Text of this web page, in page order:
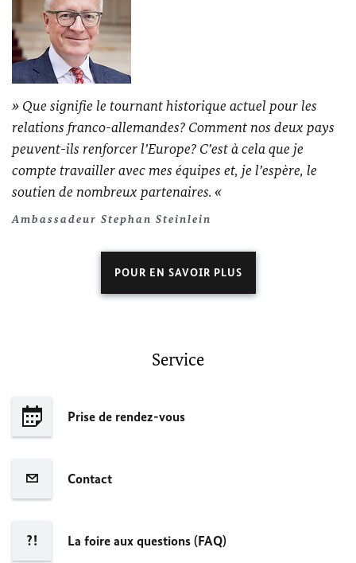
Que signifie le tournant historique actuel pour les
relations franco-allemandes? Comment nos deux pays
peuvent-ils renforcer l’Europe? C’est à cela que je
compte travailler avec mes équipes et, je l’espère, le
soutien de nombreux partenaires.
Ambassadeur Stephan Steinlein
POUR EN SAVOIR PLUS
Service
Prise de rendez-vous
Contact
La foire aux questions (FAQ)